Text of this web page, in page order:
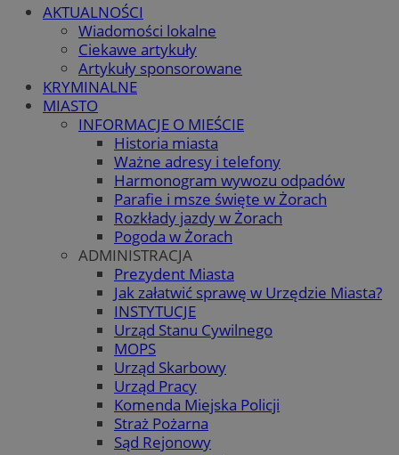
AKTUALNOŚCI
Wiadomości lokalne
Ciekawe artykuły
Artykuły sponsorowane
KRYMINALNE
MIASTO
INFORMACJE O MIEŚCIE
Historia miasta
Ważne adresy i telefony
Harmonogram wywozu odpadów
Parafie i msze święte w Żorach
Rozkłady jazdy w Żorach
Pogoda w Żorach
ADMINISTRACJA
Prezydent Miasta
Jak załatwić sprawę w Urzędzie Miasta?
INSTYTUCJE
Urząd Stanu Cywilnego
MOPS
Urząd Skarbowy
Urząd Pracy
Komenda Miejska Policji
Straż Pożarna
Sąd Rejonowy